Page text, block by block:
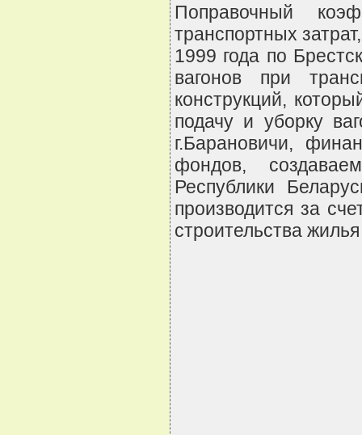
Поправочный
транспортных
1999 года по
вагонов при
конструкций,
подачу и уборку
г.Барановичи,
фондов,
Республики
производится за
строительства